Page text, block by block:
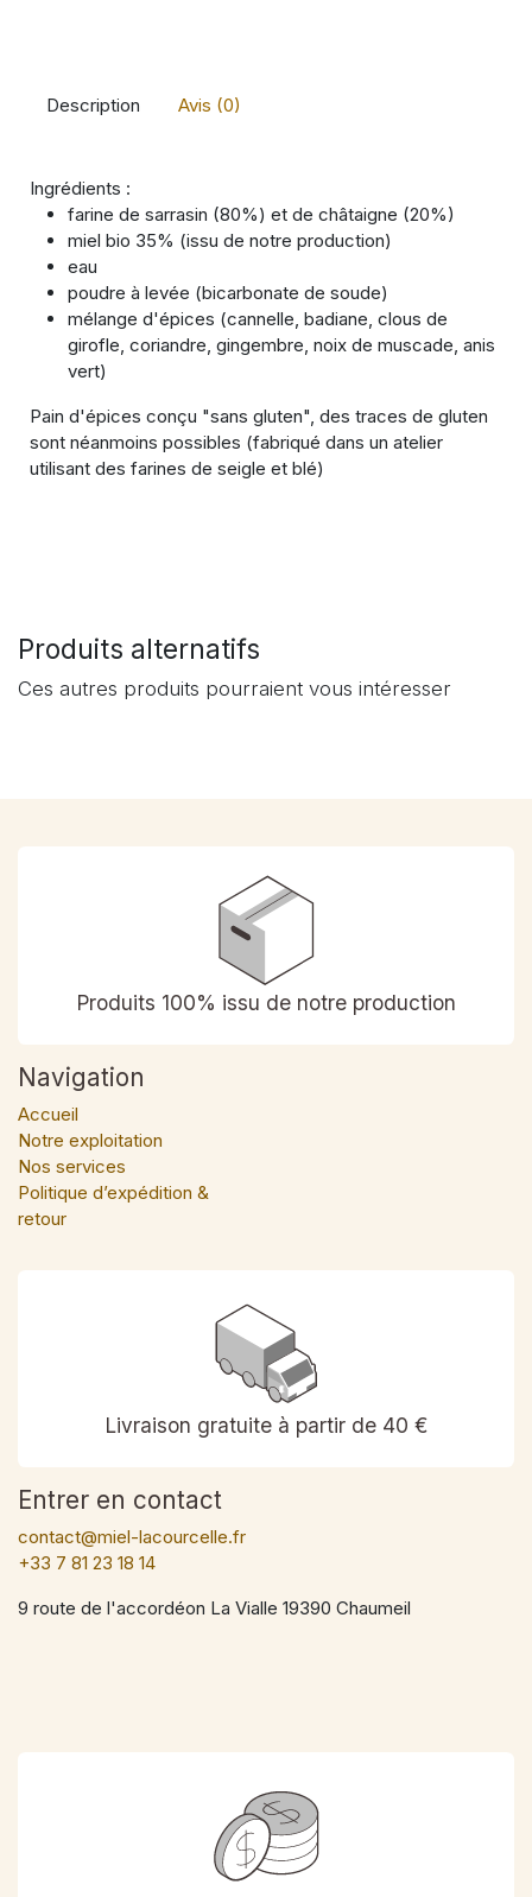
Description Avis (0)
Ingrédients :
farine de sarrasin (80%) et de châtaigne (20%)
miel bio 35% (issu de notre production)
eau
poudre à levée (bicarbonate de soude)
mélange d'épices (cannelle, badiane, clous de
girofle, coriandre, gingembre, noix de muscade, anis
vert)
Pain d'épices conçu "sans gluten", des traces de gluten
sont néanmoins possibles (fabriqué dans un atelier
utilisant des farines de seigle et blé)
Produits alternatifs
Ces autres produits pourraient vous intéresser
Produits 100% issu de notre production
Navigation
Accueil
Notre exploitation
Nos services
Politique d’expédition &
retour
Livraison gratuite à partir de 40 €
Entrer en contact
contact@miel-lacourcelle.fr
+33 7 81 23 18 14
9 route de l'accordéon La Vialle 19390 Chaumeil